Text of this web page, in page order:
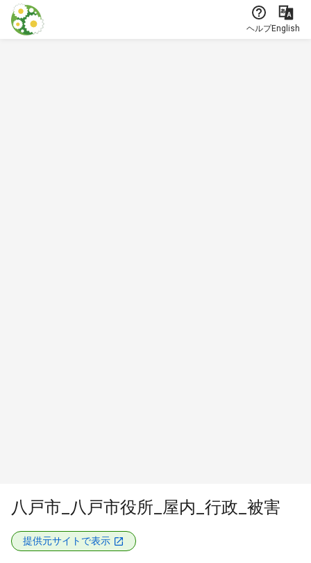
本文に飛ぶ
ヘルプEnglish
八戸市_八戸市役所_屋内_行政_被害
提供元サイトで表示